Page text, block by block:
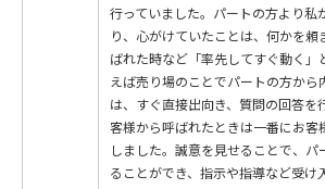
⾏っていました。パートの⽅より私
り、⼼がけていたことは、何かを
ばれた時など「率先してすぐ動く」
えば売り場のことでパートの⽅か
は、すぐ直接出向き、質問の回答を
客様から呼ばれたときは⼀番にお客
しました。誠意を⾒せることで、
ることができ、指⽰や指導など受け